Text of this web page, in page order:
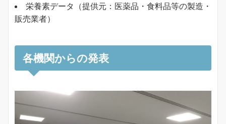
栄養素データ（提供元：医薬品・食料品等の製造・
販売業者）
各機関からの発表